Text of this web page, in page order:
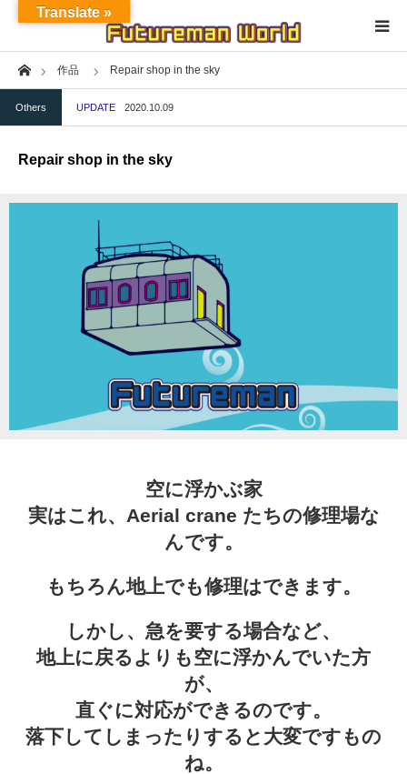
Home作品 Repair shop in the sky
Others UPDATE 2020.10.09
Repair shop in the sky
空に浮かぶ家
実はこれ、Aerial crane たちの修理場な
んです。
もちろん地上でも修理はできます。
しかし、急を要する場合など、
地上に戻るよりも空に浮かんでいた方
が、
直ぐに対応ができるのです。
落下してしまったりすると大変ですもの
ね。
Home
About
NFT★HEXA
Exhibition
Project
Translate »